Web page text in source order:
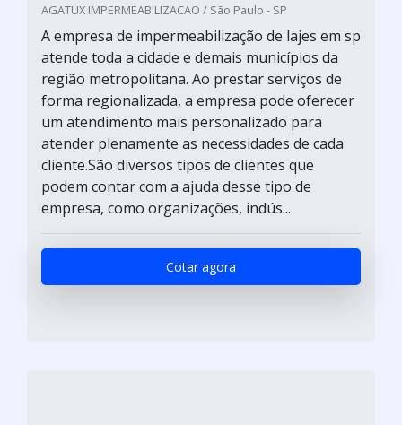
AGATUX IMPERMEABILIZACAO / São Paulo - SP
A empresa de impermeabilização de lajes em sp
atende toda a cidade e demais municípios da
região metropolitana. Ao prestar serviços de
forma regionalizada, a empresa pode oferecer
um atendimento mais personalizado para
atender plenamente as necessidades de cada
cliente.São diversos tipos de clientes que
podem contar com a ajuda desse tipo de
empresa, como organizações, indús...
Cotar agora